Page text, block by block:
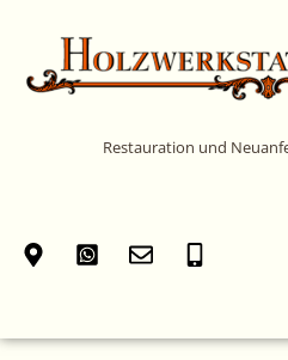
springen
Restauration und